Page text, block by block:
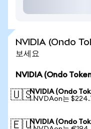
NVIDIA (Ondo
보세요
NVIDIA (Ondo
🇺🇸NVIDIA (Ondo
1 NVDAon는
🇪🇺NVIDIA (Ondo